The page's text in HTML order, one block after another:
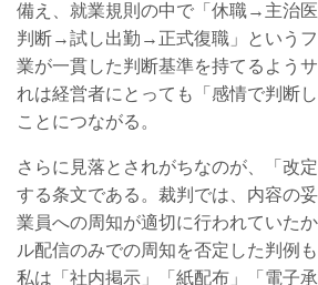
備え、就業規則の中で「休職→主治
判断→試し出勤→正式復職」という
業が一貫した判断基準を持てるよう
れは経営者にとっても「感情で判断
ことにつながる。
さらに見落とされがちなのが、「改
する条文である。裁判では、内容の
業員への周知が適切に行われていた
ル配信のみでの周知を否定した判例
私は「社内掲示」「紙配布」「電子